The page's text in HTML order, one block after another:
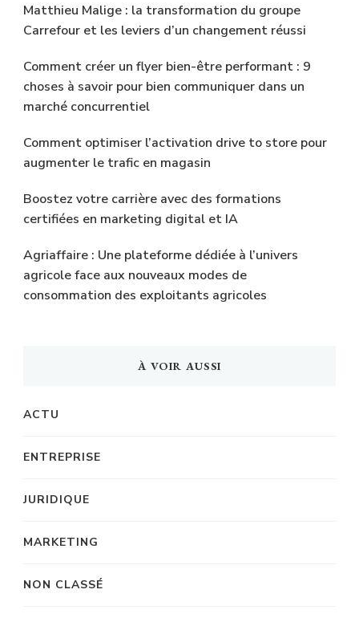
Matthieu Malige : la transformation du groupe
Carrefour et les leviers d’un changement réussi
Comment créer un flyer bien-être performant : 9
choses à savoir pour bien communiquer dans un
marché concurrentiel
Comment optimiser l’activation drive to store pour
augmenter le trafic en magasin
Boostez votre carrière avec des formations
certifiées en marketing digital et IA
Agriaffaire : Une plateforme dédiée à l’univers
agricole face aux nouveaux modes de
consommation des exploitants agricoles
À VOIR AUSSI
ACTU
ENTREPRISE
JURIDIQUE
MARKETING
NON CLASSÉ